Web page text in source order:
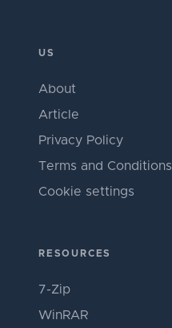
US
About
Article
Privacy Policy
Terms and Conditions
Cookie settings
RESOURCES
7-Zip
WinRAR